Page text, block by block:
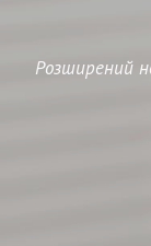
Розширений